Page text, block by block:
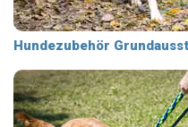
Hundezubehör